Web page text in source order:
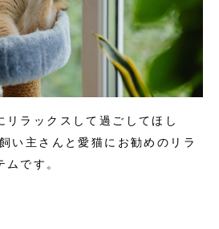
リラックスして過ごしてほし
い主さんと愛猫にお勧めのリラ
ムです。